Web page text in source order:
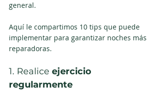
general.
Aquí le compartimos 10 tips que puede
implementar para garantizar noches más
reparadoras.
1. Realice ejercicio
regularmente